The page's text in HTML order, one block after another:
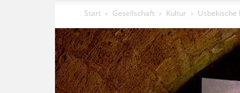
Start Gesellschaft Kultur